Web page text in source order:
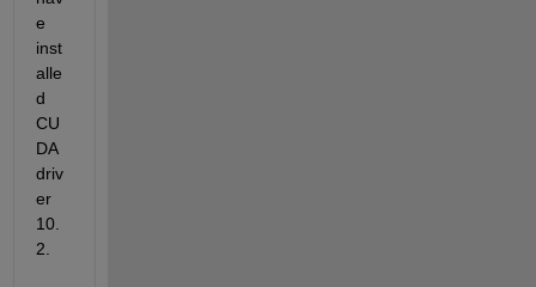
e
inst
alle
d
CU
DA
driv
er
10.
2.